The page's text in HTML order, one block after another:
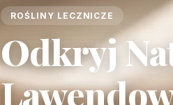
ROŚLINY LECZNICZE
Odkryj